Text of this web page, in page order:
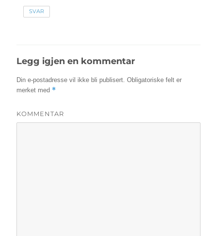
SVAR
Legg igjen en kommentar
Din e-postadresse vil ikke bli publisert. Obligatoriske felt er
merket med *
KOMMENTAR